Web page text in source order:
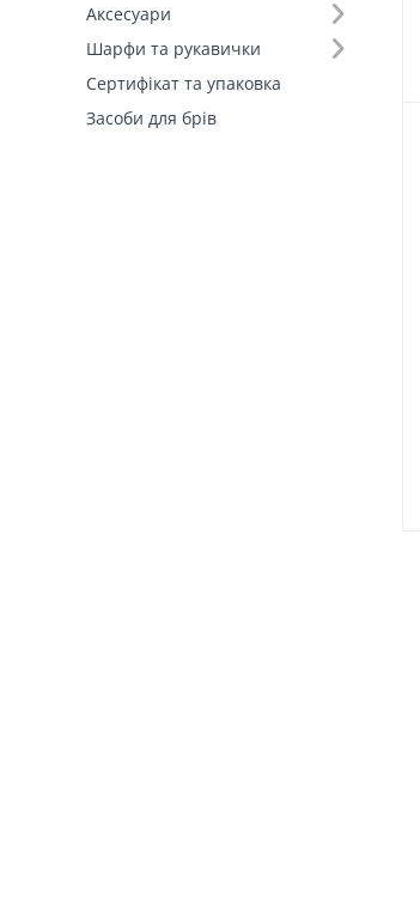
Аксесуари
Шарфи та рукавички
Сертифікат та упаковка
Засоби для брів